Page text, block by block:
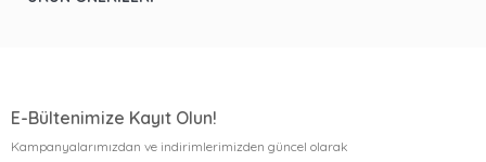
E-Bültenimize Kayıt Olun!
Kampanyalarımızdan ve indirimlerimizden güncel olarak